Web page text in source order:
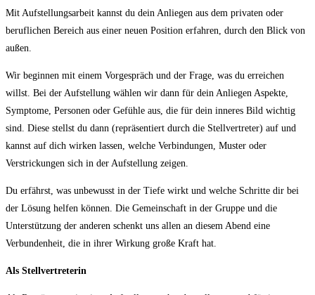
Mit Aufstellungsarbeit kannst du dein Anliegen aus dem privaten oder
beruflichen Bereich aus einer neuen Position erfahren, durch den Blick von
außen.
Wir beginnen mit einem Vorgespräch und der Frage, was du erreichen
willst. Bei der Aufstellung wählen wir dann für dein Anliegen Aspekte,
Symptome, Personen oder Gefühle aus, die für dein inneres Bild wichtig
sind. Diese stellst du dann (repräsentiert durch die Stellvertreter) auf und
kannst auf dich wirken lassen, welche Verbindungen, Muster oder
Verstrickungen sich in der Aufstellung zeigen.
Du erfährst, was unbewusst in der Tiefe wirkt und welche Schritte dir bei
der Lösung helfen können. Die Gemeinschaft in der Gruppe und die
Unterstützung der anderen schenkt uns allen an diesem Abend eine
Verbundenheit, die in ihrer Wirkung große Kraft hat.
Als Stellvertreterin